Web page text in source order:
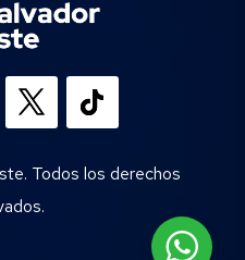
Todos los derechos